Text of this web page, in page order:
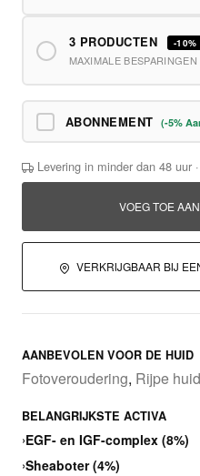
3 PRODUCTEN -10%
MAXIMALE BESPARINGEN
ABONNEMENT (-5%
Levering in minder dan 48 uur
VOEG TOE
VERKRIJGBAAR BIJ
AANBEVOLEN VOOR DE HUID
Fotoveroudering, Rijpe huid
BELANGRIJKSTE ACTIVA
›EGF- en IGF-complex (8%)
›Sheaboter (4%)